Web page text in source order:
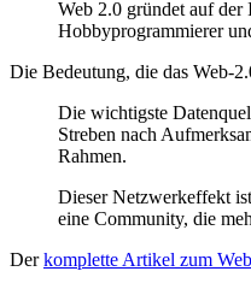
Web 2.0 gründet auf
Hobbyprogrammierer
Die Bedeutung, die das Web-
Die wichtigste
Streben nach
Rahmen.
Dieser Netzwerkeffekt
eine Community, die
Derkomplette Artikel zum